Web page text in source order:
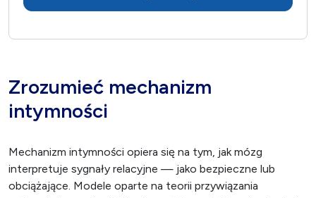
Zrozumieć mechanizm
intymności
Mechanizm intymności opiera się na tym, jak mózg
interpretuje sygnały relacyjne — jako bezpieczne lub
obciążające. Modele oparte na teorii przywiązania